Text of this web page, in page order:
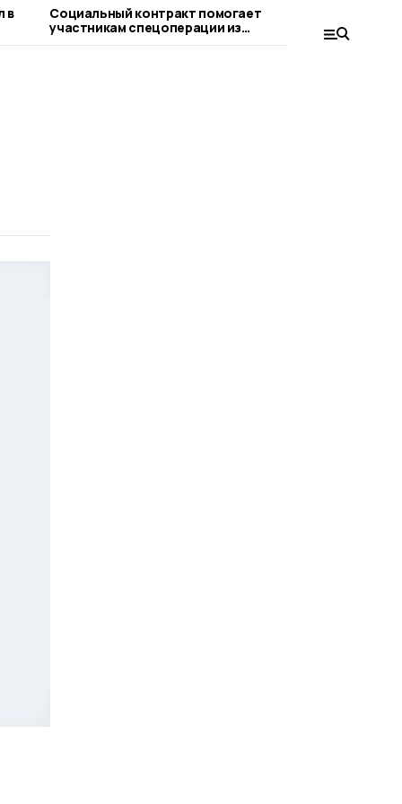
в
Социальный контракт помогает
участникам спецоперации из
Тамбовской области реализовать